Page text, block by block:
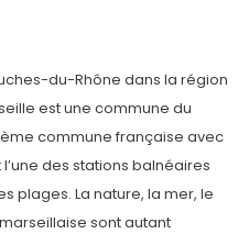
du-Rhône dans la région
est une commune du
commune française avec
des stations balnéaires
plages. La nature, la mer, le
sont autant